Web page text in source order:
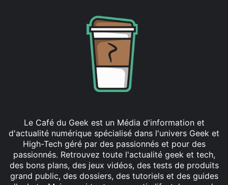
Le Café du Geek est un Média d'information et
d'actualité numérique spécialisé dans l'univers Geek et
High-Tech géré par des passionnés et pour des
passionnés. Retrouvez toute l'actualité geek et tech,
des bons plans, des jeux vidéos, des tests de produits
grand public, des dossiers, des tutoriels et des guides